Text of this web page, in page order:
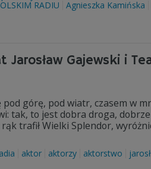
RADIU Agnieszka Kamińska
Jarosław Gajewski i
górę, pod wiatr, czasem w
tak, to jest dobra droga,
rąk trafił Wielki Splendor,
aktor aktorzy aktorstwo